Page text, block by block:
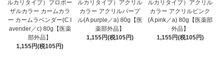
ルカリタイプ）プロポー
ザルカラー カームカラ
ー カームラベンダー(C l
avender／c) 80g【医薬
部外品】
1,155円(税105円)
ルカリタイプ）アクリル
カラー アクリルパープ
ル(A purple／a) 80g【医
薬部外品】
1,155円(税105円)
ルカリタイプ）アクリル
カラー アクリルピンク
(A pink／a) 80g【医薬部
外品】
1,155円(税105円)